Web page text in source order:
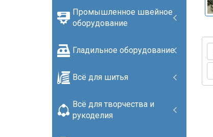
Промышленное швейное
оборудование
Гладильное оборудование
Всё для шитья
Всё для творчества и
рукоделия